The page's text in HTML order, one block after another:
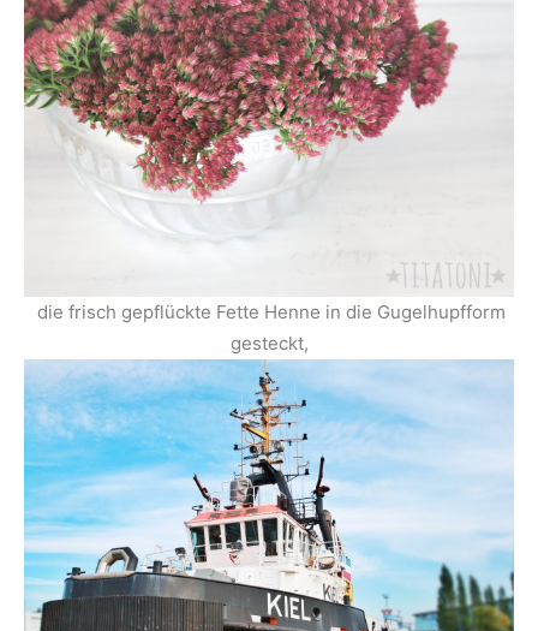
die frisch gepflückte Fette Henne in die Gugelhupfform
gesteckt,